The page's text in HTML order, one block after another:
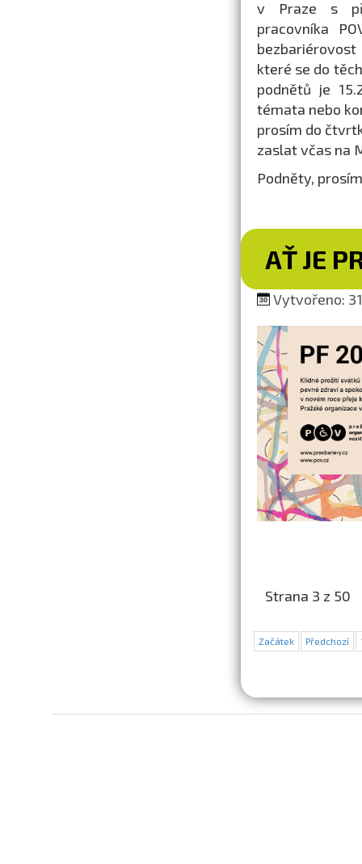
v Praze s
pracovníka
které se do
podnětů je
témata nebo
prosím do
zaslat včas na
Podněty,
AŤ JE
Vytvořeno:
Strana 3 z 50
Začátek Předchozí